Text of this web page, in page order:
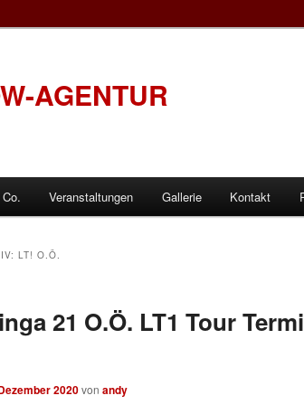
AGENTUR
Veranstaltungen Gallerie Kontakt
LT! O.Ö.
21 O.Ö. LT1 Tour
2020von andy